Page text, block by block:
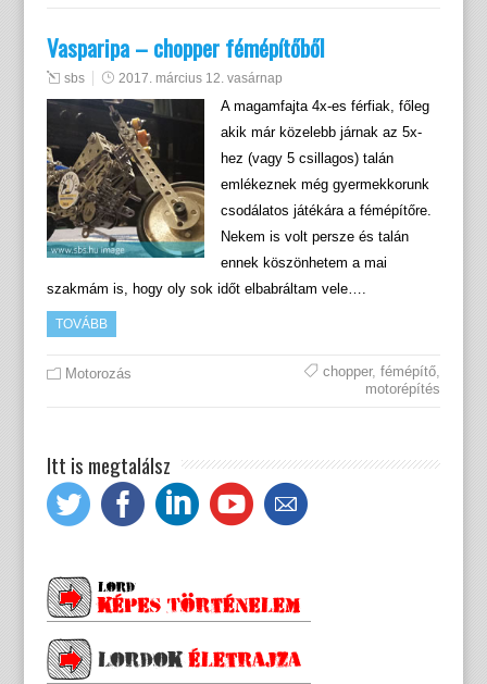
Vasparipa – chopper fémépítőből
sbs 2017. március 12. vasárnap
A magamfajta 4x-es férfiak, főleg
akik már közelebb járnak az 5x-
hez (vagy 5 csillagos) talán
emlékeznek még gyermekkorunk
csodálatos játékára a fémépítőre.
Nekem is volt persze és talán
ennek köszönhetem a mai
szakmám is, hogy oly sok időt elbabráltam vele….
TOVÁBB
Motorozás chopper,fémépítő,
motorépítés
Itt is megtalálsz